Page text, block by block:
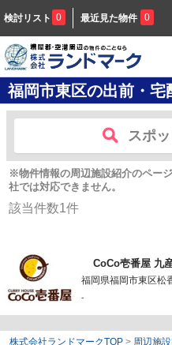
検討リスト 0 最近見た物件 0
福岡市東区の出前・宅
スポ
※物件情報の周辺施設紹介のペー
社では対応できません。
該当件数1件
CoCo壱番屋 九
福岡県福岡市東区松
-
株式会社ランドマークTOP > 周辺施